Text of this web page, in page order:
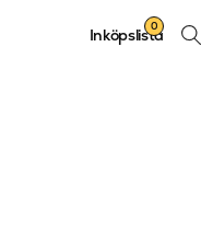
Sök
Inköpslista
0